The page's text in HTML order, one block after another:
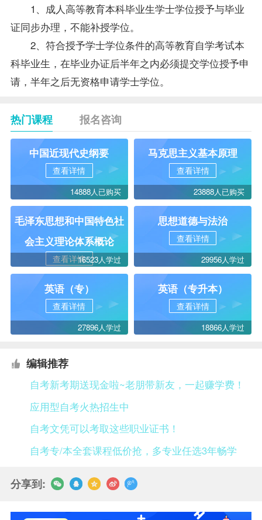
1、成人高等教育本科毕业生学士学位授予与毕业
证同步办理，不能补授学位。
2、符合授予学士学位条件的高等教育自学考试本
科毕业生，在毕业办证后半年之内必须提交学位授予申
请，半年之后无资格申请学士学位。
热门课程 报名咨询
中国近现代史纲要
查看详情
14888人已购买
马克思主义基本原理
查看详情
23888人已购买
毛泽东思想和中国特色社
会主义理论体系概论
查看详情16523人学过
思想道德与法治
查看详情
29956人学过
英语（专）
查看详情
27896人学过
英语（专升本）
查看详情
18866人学过
编辑推荐
自考新考期送现金啦~老朋带新友，一起赚学费！
应用型自考火热招生中
自考文凭可以考取这些职业证书！
自考专/本全套课程低价抢，多专业任选3年畅学
分享到: